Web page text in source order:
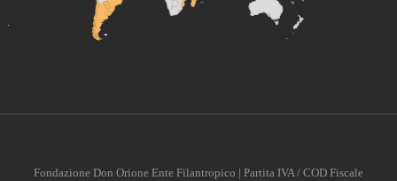
Fondazione Don Orione Ente Filantropico | Partita IVA / COD Fiscale